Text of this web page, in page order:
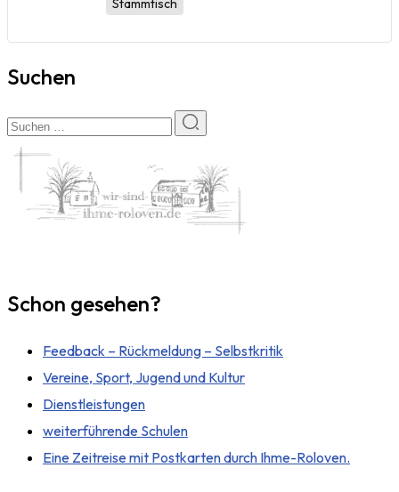
Stammtisch
Suchen
Schon gesehen?
Feedback – Rückmeldung – Selbstkritik
Vereine, Sport, Jugend und Kultur
Dienstleistungen
weiterführende Schulen
Eine Zeitreise mit Postkarten durch Ihme-Roloven.